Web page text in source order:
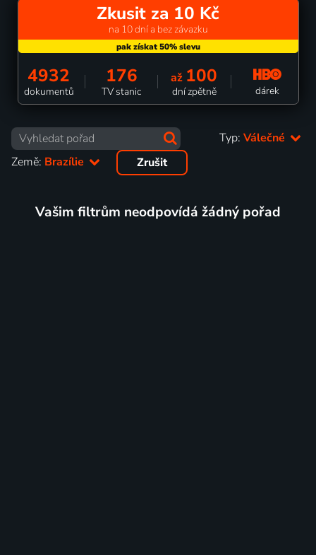
Zkusit za 10 Kč
na 10 dní a bez závazku
4932
dokumentů
176
TV stanic
až 100
dní zpětně dárek
Typ: Válečné
Země: Brazílie Zrušit
Vašim filtrům neodpovídá žádný pořad